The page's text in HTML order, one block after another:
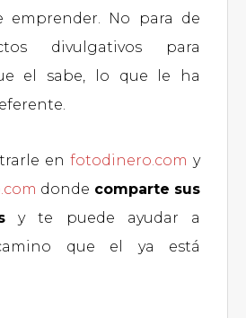
emprender. No para de
divulgativos para
el sabe, lo que le ha
en fotodinero.com y
donde comparte sus
y te puede ayudar a
que el ya está